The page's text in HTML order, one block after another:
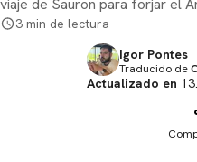
viaje de Sauron para forjar el
3 min de lectura
Igor Pontes
Traducido de
Actualizado en